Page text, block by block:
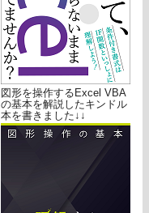
図形を操作するExcel VBA
の基本を解説したキンドル
本を書きました↓↓